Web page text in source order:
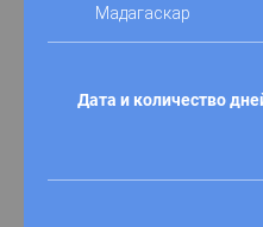
Мадагаскар
Дата и количество